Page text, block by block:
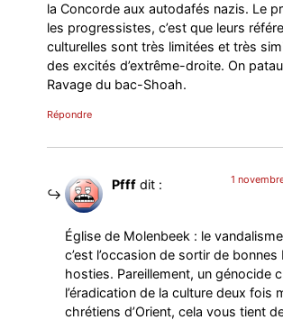
la Concorde aux autodafés nazis. Le
les progressistes, c’est que leurs
culturelles sont très limitées et très
des excités d’extrême-droite. On
Ravage du bac-Shoah.
Répondre
Pfff dit : 1
Église de Molenbeek : le vandalisme
c’est l’occasion de sortir de
hosties. Pareillement, un génocide
l’éradication de la culture deux fois
chrétiens d’Orient, cela vous tient